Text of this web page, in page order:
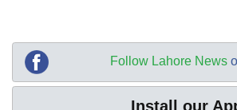
Follow Lahore News
Install our